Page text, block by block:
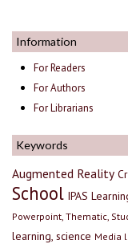
Information
For Readers
For Authors
For Librarians
Keywords
Augmented Reality
School IPAS
Powerpoint, Thematic,
learning, science Media